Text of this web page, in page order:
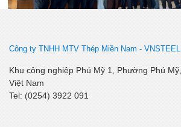
Công ty TNHH MTV Thép Miền Nam - VNSTEEL
Khu công nghiệp Phú Mỹ 1, Phường Phú
Việt Nam
Tel: (0254) 3922 091